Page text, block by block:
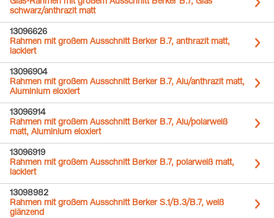
Glas-Rahmen mit großem Ausschnitt Berker B.7, Glas
schwarz/anthrazit matt
13096626
Rahmen mit großem Ausschnitt Berker B.7, anthrazit matt,
lackiert
13096904
Rahmen mit großem Ausschnitt Berker B.7, Alu/anthrazit matt,
Aluminium eloxiert
13096914
Rahmen mit großem Ausschnitt Berker B.7, Alu/polarweiß
matt, Aluminium eloxiert
13096919
Rahmen mit großem Ausschnitt Berker B.7, polarweiß matt,
lackiert
13098982
Rahmen mit großem Ausschnitt Berker S.1/B.3/B.7, weiß
glänzend